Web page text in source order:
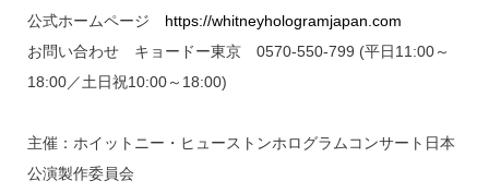
公式ホームページ https://whitneyhologramjapan.com
お問い合わせ キョードー東京 0570-550-799 (平日11:00～
18:00／土日祝10:00～18:00)
主催：ホイットニー・ヒューストンホログラムコンサート日本
公演製作委員会